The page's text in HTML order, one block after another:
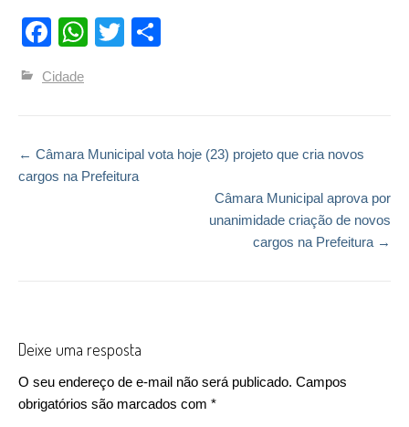
Facebook
WhatsApp
Twitter
Cidade
Post navigation
← Câmara Municipal vota hoje (23) projeto que cria novos
cargos na Prefeitura
Câmara Municipal aprova por
unanimidade criação de novos
cargos na Prefeitura →
Deixe uma resposta
O seu endereço de e-mail não será publicado. Campos
obrigatórios são marcados com *